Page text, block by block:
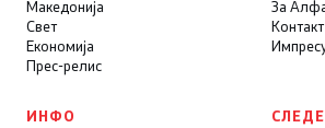
Македонија
Свет
Економија
Прес-релис
За
Контакт
ИНФО